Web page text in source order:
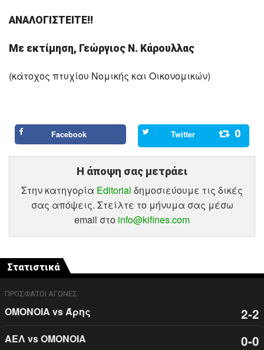
ΑΝΑΛΟΓΙΣΤΕΙΤΕ!!
Με εκτίμηση, Γεώργιος Ν. Κάρουλλας
(κάτοχος πτυχίου Νομικής και Οικονομικών)
Facebook Twitter 0
Η άποψη σας μετράει
Στην κατηγορία Editorial δημοσιεύουμε τις δικές
σας απόψεις. Στείλτε το μήνυμα σας μέσω
email στο info@kifines.com
Στατιστικά
ΠΡΟΣΦΑΤΟΙ ΑΓΩΝΕΣ
ΟΜΟΝΟΙΑ vs Άρης 2-2
ΑΕΛ vs ΟΜΟΝΟΙΑ 0-0